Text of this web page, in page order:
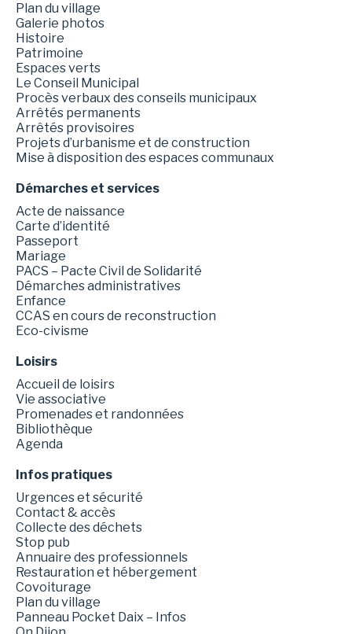
Plan du village
Galerie photos
Histoire
Patrimoine
Espaces verts
Le Conseil Municipal
Procès verbaux des conseils municipaux
Arrêtés permanents
Arrêtés provisoires
Projets d’urbanisme et de construction
Mise à disposition des espaces communaux
Démarches et services
Acte de naissance
Carte d’identité
Passeport
Mariage
PACS – Pacte Civil de Solidarité
Démarches administratives
Enfance
CCAS en cours de reconstruction
Eco-civisme
Loisirs
Accueil de loisirs
Vie associative
Promenades et randonnées
Bibliothèque
Agenda
Infos pratiques
Urgences et sécurité
Contact & accès
Collecte des déchets
Stop pub
Annuaire des professionnels
Restauration et hébergement
Covoiturage
Plan du village
Panneau Pocket Daix – Infos